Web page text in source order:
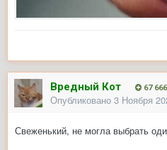
Вредный Кот 67 666
Опубликовано 3 Ноября
Свеженький, не могла выбрать